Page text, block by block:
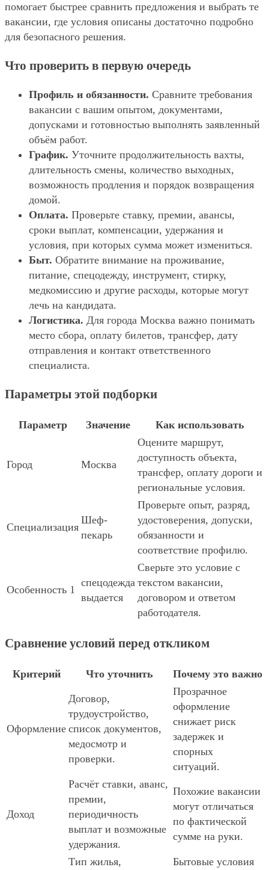
помогает быстрее сравнить предложения и выбрать те
вакансии, где условия описаны достаточно подробно
для безопасного решения.
Что проверить в первую очередь
Профиль и обязанности. Сравните требования
вакансии с вашим опытом, документами,
допусками и готовностью выполнять заявленный
объём работ.
График. Уточните продолжительность вахты,
длительность смены, количество выходных,
возможность продления и порядок возвращения
домой.
Оплата. Проверьте ставку, премии, авансы,
сроки выплат, компенсации, удержания и
условия, при которых сумма может измениться.
Быт. Обратите внимание на проживание,
питание, спецодежду, инструмент, стирку,
медкомиссию и другие расходы, которые могут
лечь на кандидата.
Логистика. Для города Москва важно понимать
место сбора, оплату билетов, трансфер, дату
отправления и контакт ответственного
специалиста.
Параметры этой подборки
Параметр Значение Как использовать
Город Москва
Оцените маршрут,
доступность объекта,
трансфер, оплату дороги и
региональные условия.
Специализация
Шеф-
пекарь
Проверьте опыт, разряд,
удостоверения, допуски,
обязанности и
соответствие профилю.
Особенность 1
спецодежда
выдается
Сверьте это условие с
текстом вакансии,
договором и ответом
работодателя.
Сравнение условий перед откликом
Критерий Что уточнить Почему это важно
Оформление
Договор,
трудоустройство,
список документов,
медосмотр и
проверки.
Прозрачное
оформление
снижает риск
задержек и
спорных
ситуаций.
Доход
Расчёт ставки, аванс,
премии,
периодичность
выплат и возможные
удержания.
Похожие вакансии
могут отличаться
по фактической
сумме на руки.
Тип жилья,
Бытовые условия